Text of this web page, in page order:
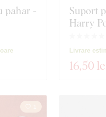
pahar -
Suport
Harry
Livrare
16,50